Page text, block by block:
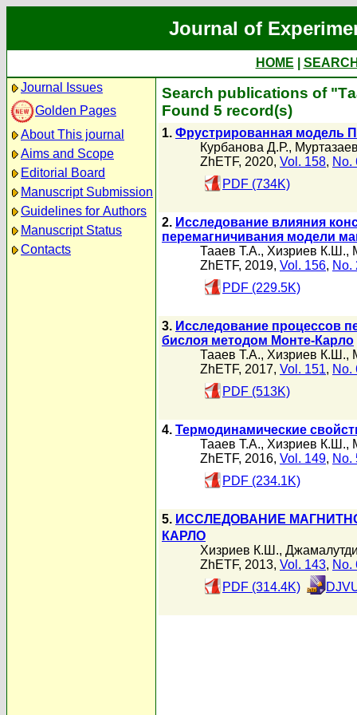
Journal of
HOME
Journal Issues
Golden Pages
About This journal
Aims and Scope
Editorial Board
Manuscript Submission
Guidelines for Authors
Manuscript Status
Contacts
Search publications of
Found 5 record(s)
1. Фрустрированная модель
Курбанова Д.Р.,
ZhETF, 2020, Vol. 158, No.
PDF (734K)
2. Исследование влияния
перемагничивания модели
Тааев Т.А., Хизриев К.Ш.,
ZhETF, 2019, Vol. 156, No.
PDF (229.5K)
3. Исследование процессов
бислоя методом Монте-Карло
Тааев Т.А., Хизриев К.Ш.,
ZhETF, 2017, Vol. 151, No.
PDF (513K)
4. Термодинамические
Тааев Т.А., Хизриев К.Ш.,
ZhETF, 2016, Vol. 149, No.
PDF (234.1K)
5. ИССЛЕДОВАНИЕ
КАРЛО
Хизриев К.Ш.,
ZhETF, 2013, Vol. 143, No.
PDF (314.4K)